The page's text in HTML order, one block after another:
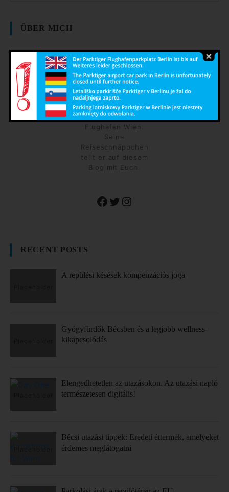
ÜBER MICH
Der Parktiger liebt
es günstig zu
reisen und
betreibt zudem
den günstigsten
Parkplatz am
Flughafen Wien.
Seine
Reiseschnäppchen
teilt er auf diesem
Blog mit Euch.
Facebook
Twitter
Instagram
RECENT POSTS
A repülési késések kompenzációs joga
Gyógyfürdők Bécsben és a legjobb wellness-
kikapcsolódás
Elengedhetetlen az utazásokon. Az utazási napló
természetesen digitális!
Bécsi utazási tippek: Eredeti éttermek, amelyeket
érdemes meglátogatni